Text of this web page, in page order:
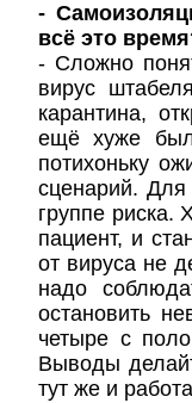
-
всё это
- Сложно
вирус
карантина,
ещё хуже
потихоньку
сценарий. Для
группе риска.
пациент, и
от вируса не
надо
остановить
четыре с
Выводы
тут же и